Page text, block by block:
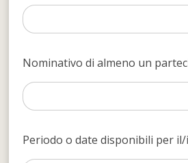
Nominativo di almeno un
Periodo o date disponibili per